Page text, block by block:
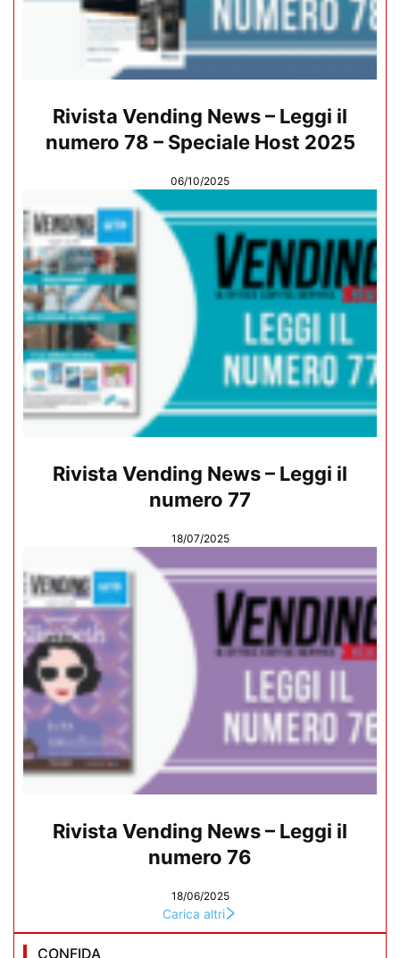
Rivista Vending News – Leggi il
numero 78 – Speciale Host 2025
06/10/2025
Rivista Vending News – Leggi il
numero 77
18/07/2025
Rivista Vending News – Leggi il
numero 76
18/06/2025
Carica altri
CONFIDA